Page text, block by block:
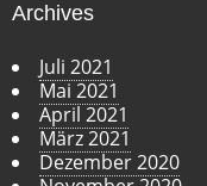
Archives
Juli 2021
Mai 2021
April 2021
März 2021
Dezember 2020